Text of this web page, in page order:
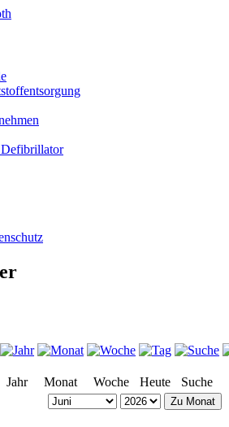
Jahr Monat Woche Heute Suche
Zu Monat